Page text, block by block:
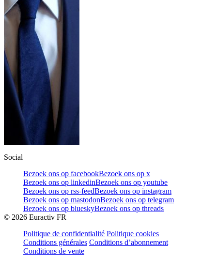
Social
Bezoek ons op facebookBezoek ons op x
Bezoek ons op linkedinBezoek ons op youtube
Bezoek ons op rss-feedBezoek ons op instagram
Bezoek ons op mastodonBezoek ons op telegram
Bezoek ons op blueskyBezoek ons op threads
© 2026 Euractiv FR
Politique de confidentialité Politique cookies
Conditions générales Conditions d’abonnement
Conditions de vente